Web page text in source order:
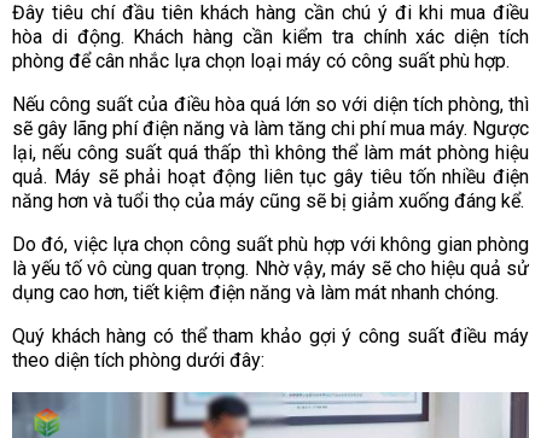
Đây tiêu chí đầu tiên khách hàng cần chú ý đi khi mua điều
hòa di động. Khách hàng cần kiểm tra chính xác diện tích
phòng để cân nhắc lựa chọn loại máy có công suất phù hợp.
Nếu công suất của điều hòa quá lớn so với diện tích phòng, thì
sẽ gây lãng phí điện năng và làm tăng chi phí mua máy. Ngược
lại, nếu công suất quá thấp thì không thể làm mát phòng hiệu
quả. Máy sẽ phải hoạt động liên tục gây tiêu tốn nhiều điện
năng hơn và tuổi thọ của máy cũng sẽ bị giảm xuống đáng kể.
Do đó, việc lựa chọn công suất phù hợp với không gian phòng
là yếu tố vô cùng quan trọng. Nhờ vậy, máy sẽ cho hiệu quả sử
dụng cao hơn, tiết kiệm điện năng và làm mát nhanh chóng.
Quý khách hàng có thể tham khảo gợi ý công suất điều máy
theo diện tích phòng dưới đây: